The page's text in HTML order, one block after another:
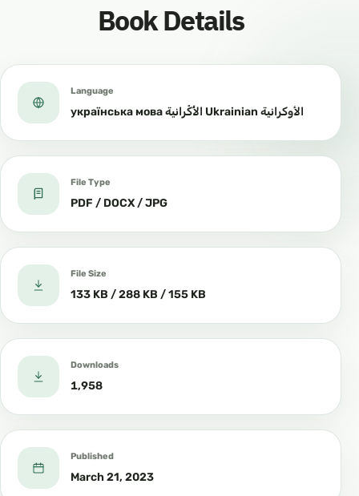
Book Details
Language
українська мова الأُكْرانية Ukrainian الأوكرانية
File Type
PDF / DOCX / JPG
File Size
133 KB / 288 KB / 155 KB
Downloads
1,958
Published
March 21, 2023